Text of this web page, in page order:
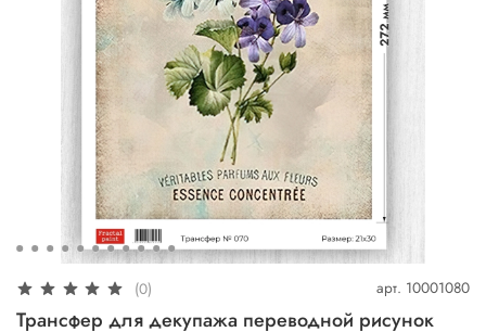
(0) арт. 10001080
Трансфер для декупажа переводной рисунок